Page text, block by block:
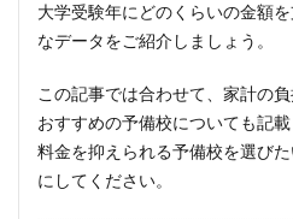
大学受験年にどのくらいの金額
なデータをご紹介しましょう。
この記事では合わせて、家計の
おすすめの予備校についても記
料金を抑えられる予備校を選び
にしてください。